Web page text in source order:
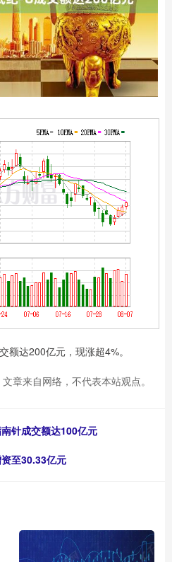
达200亿元，现涨超4%。
章来自网络，不代表本站观点。
针成交额达100亿元
至30.33亿元